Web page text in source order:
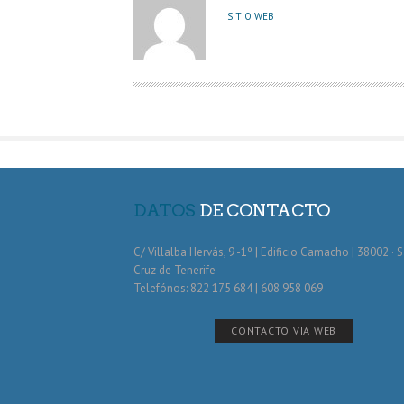
U
R
SITIO WEB
DATOS DE CONTACTO
C/ Villalba Hervás, 9 -1º | Edificio Camacho | 38002 ·
Cruz de Tenerife
Telefónos: 822 175 684 | 608 958 069
CONTACTO VÍA WEB